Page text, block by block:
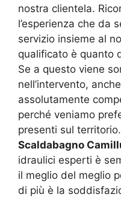
nostra clientela.
l’esperienza che da
servizio insieme al
qualificato è quanto
Se a questo viene
nell’intervento,
assolutamente
perché veniamo
presenti sul
Scaldabagno
idraulici esperti è
il meglio del meglio
di più è la